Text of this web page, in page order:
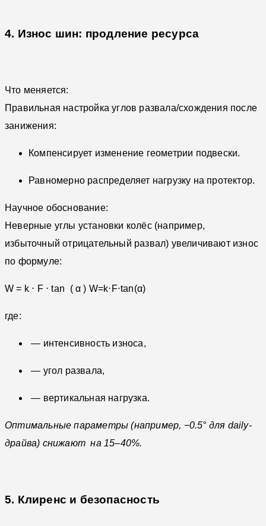
4. Износ шин: продление ресурса
Что меняется:
Правильная настройка углов развала/схождения после
занижения:
Компенсирует изменение геометрии подвески.
Равномерно распределяет нагрузку на протектор.
Научное обоснование:
Неверные углы установки колёс (например,
избыточный отрицательный развал) увеличивают износ
по формуле:
W = k ⋅ F ⋅ tan ⁡ ( α ) W=k⋅F⋅tan(α)
где:
— интенсивность износа,
— угол развала,
— вертикальная нагрузка.
Оптимальные параметры (например, −0.5° для daily-
драйва) снижают на 15–40%.
5. Клиренс и безопасность